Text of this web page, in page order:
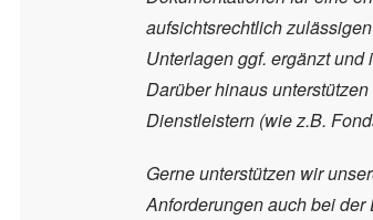
aufsichtsrechtlich
Unterlagen ggf. ergänzt und
Darüber hinaus
Dienstleistern (wie z.B.
Gerne unterstützen wir
Anforderungen auch bei